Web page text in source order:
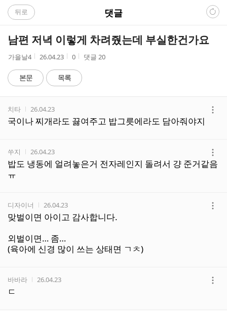
C
A
댓글
뒤로
남편 저녁 이렇게 차려줬는데 부실한건가요
작
자
가을날4
작
시
간
26.04.23
조
수
0 댓글 20
본문 목록
작성자
치타 작성시간
26.04.23
국이나 찌개라도 끓여주고 밥그릇에라도 담아줘야지
작성자
쑤지 작성시간
26.04.23
밥도 냉동에 얼려놓은거 전자레인지 돌려서 걍 준거같음
ㅠ
더
보
작성자
디자이너 작성시간
26.04.23
맞벌이면 아이고 감사합니다.
외벌이면… 좀…
(육아에 신경 많이 쓰는 상태면 ㄱㅊ)
작성자
바바라 작성시간
26.04.23
ㄷ